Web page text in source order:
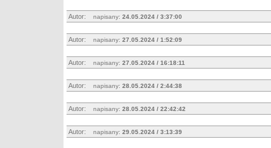
Autor: napisany: 24.05.2024 / 3:37:00
Autor: napisany: 27.05.2024 / 1:52:09
Autor: napisany: 27.05.2024 / 16:18:11
Autor: napisany: 28.05.2024 / 2:44:38
Autor: napisany: 28.05.2024 / 22:42:42
Autor: napisany: 29.05.2024 / 3:13:39